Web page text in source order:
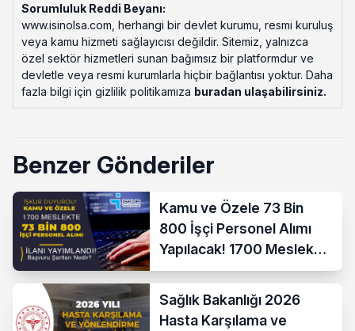
Sorumluluk Reddi Beyanı:
www.isinolsa.com, herhangi bir devlet kurumu, resmi kuruluş
veya kamu hizmeti sağlayıcısı değildir. Sitemiz, yalnızca
özel sektör hizmetleri sunan bağımsız bir platformdur ve
devletle veya resmi kurumlarla hiçbir bağlantısı yoktur. Daha
fazla bilgi için gizlilik politikamıza buradan ulaşabilirsiniz.
Benzer Gönderiler
Kamu ve Özele 73 Bin
800 İşçi Personel Alımı
Yapılacak! 1700 Meslek
Listesi Yayımlandı!
Sağlık Bakanlığı 2026
Hasta Karşılama ve